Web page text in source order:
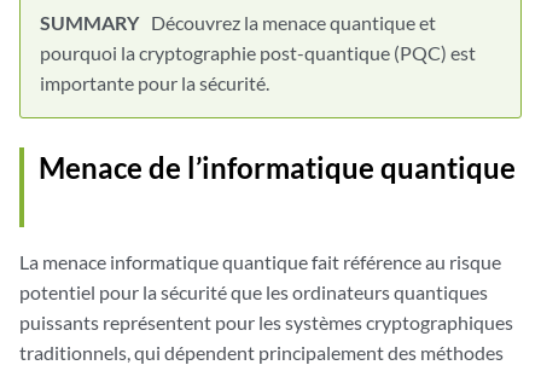
Découvrez la menace quantique et
pourquoi la cryptographie post-quantique (PQC) est
importante pour la sécurité.
Menace de l’informatique quantique
La menace informatique quantique fait référence au risque
potentiel pour la sécurité que les ordinateurs quantiques
puissants représentent pour les systèmes cryptographiques
traditionnels, qui dépendent principalement des méthodes